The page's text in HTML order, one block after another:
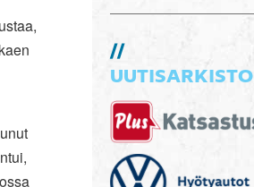
UUTISARKISTO